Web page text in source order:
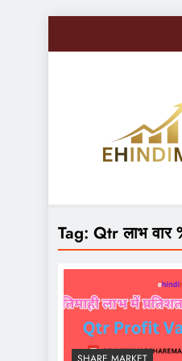
Smarter
Tag: Qtr लाभ वार